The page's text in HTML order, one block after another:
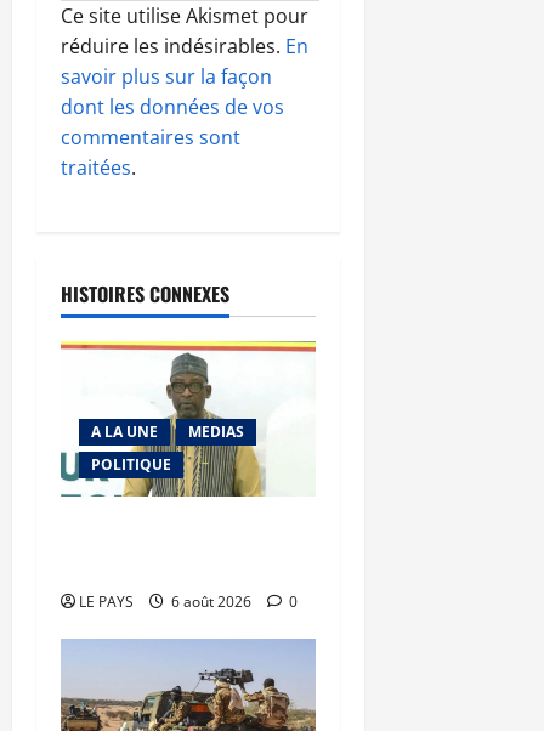
Ce site utilise Akismet pour
réduire les indésirables. En
savoir plus sur la façon
dont les données de vos
commentaires sont
traitées.
HISTOIRES CONNEXES
A LA UNE
MEDIAS
POLITIQUE
LE PAYS 6 août 2026 0